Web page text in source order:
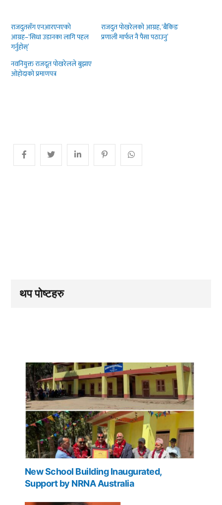
राजदुतसँग एनआरएनएको
आग्रह–‘सिधा उडानका लागि पहल
गर्नुहोस्’
राजदुत पोखरेलको आग्रह, ‘बैकिङ
प्रणाली मार्फत नै पैसा पठाउनु’
नवनियुक्त राजदूत पोखरेलले बुझाए
ओहोदाको प्रमाणपत्र
थप पोष्टहरु
New School Building Inaugurated,
Support by NRNA Australia